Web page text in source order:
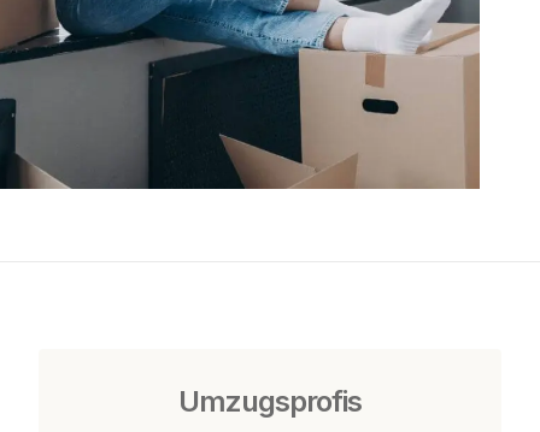
Umzugsprofis